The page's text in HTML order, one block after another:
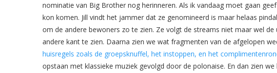
nominatie van Big Brother nog herinneren. Als ik vandaag moet gaan
kon komen. Jill vindt het jammer dat ze genomineerd is maar helaas
om de andere bewoners zo te zien. Ze volgt de streams niet maar wel
andere kant te zien. Daarna zien we wat fragmenten van de afgelopen
huisregels zoals de groepsknuffel, het instoppen, en het
opstaan met klassieke muziek gevolgd door de polonaise. En dan zien